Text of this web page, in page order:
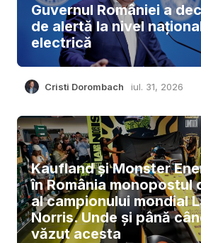
Guvernul României a
de alertă la nivel
electrică
Cristi Dorombach iul. 31, 2026
Kaufland și Monster
în România monopostul
al campionului mondial
Norris. Unde și până
văzut acesta